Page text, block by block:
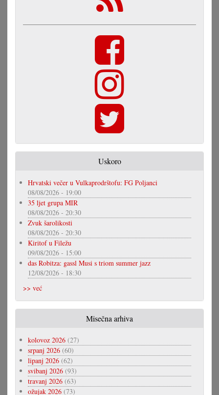
Uskoro
Hrvatski večer u Vulkaprodrštofu: FG Poljanci
08/08/2026 - 19:00
35 ljet grupa MIR
08/08/2026 - 20:30
Zvuk šarolikosti
08/08/2026 - 20:30
Kiritof u Filežu
09/08/2026 - 15:00
das Robitza: gassl Musi s triom summer jazz
12/08/2026 - 18:30
>> već
Misečna arhiva
kolovoz 2026 (27)
srpanj 2026 (60)
lipanj 2026 (62)
svibanj 2026 (93)
travanj 2026 (63)
ožujak 2026 (73)